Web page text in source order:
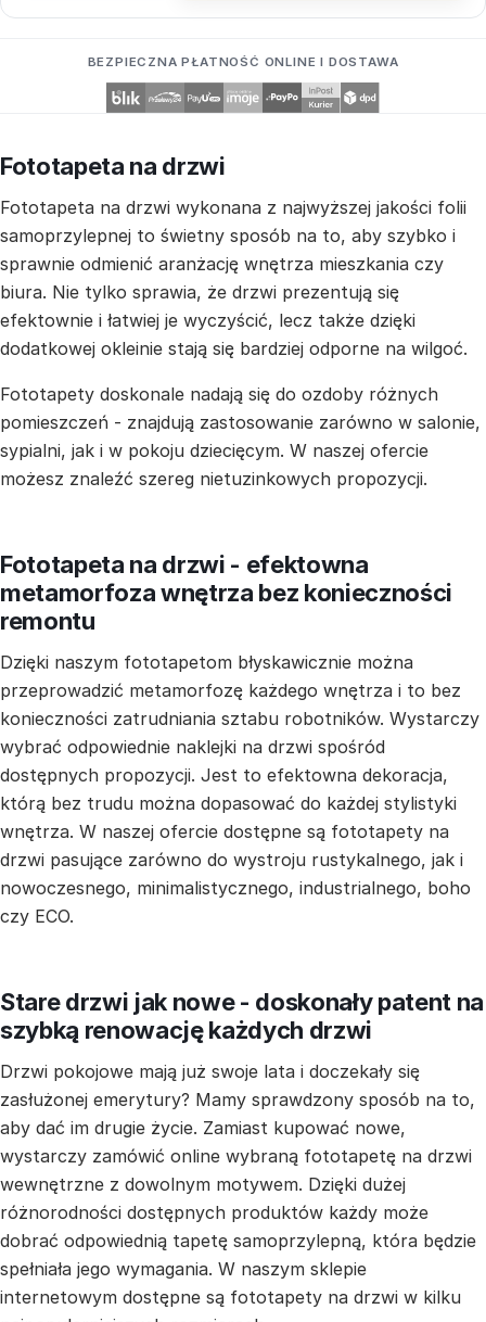
BEZPIECZNA PŁATNOŚĆ ONLINE I DOSTAWA
Fototapeta na drzwi
Fototapeta na drzwi wykonana z najwyższej jakości folii
samoprzylepnej to świetny sposób na to, aby szybko i
sprawnie odmienić aranżację wnętrza mieszkania czy
biura. Nie tylko sprawia, że drzwi prezentują się
efektownie i łatwiej je wyczyścić, lecz także dzięki
dodatkowej okleinie stają się bardziej odporne na wilgoć.
Fototapety doskonale nadają się do ozdoby różnych
pomieszczeń - znajdują zastosowanie zarówno w salonie,
sypialni, jak i w pokoju dziecięcym. W naszej ofercie
możesz znaleźć szereg nietuzinkowych propozycji.
Fototapeta na drzwi - efektowna
metamorfoza wnętrza bez konieczności
remontu
Dzięki naszym fototapetom błyskawicznie można
przeprowadzić metamorfozę każdego wnętrza i to bez
konieczności zatrudniania sztabu robotników. Wystarczy
wybrać odpowiednie naklejki na drzwi spośród
dostępnych propozycji. Jest to efektowna dekoracja,
którą bez trudu można dopasować do każdej stylistyki
wnętrza. W naszej ofercie dostępne są fototapety na
drzwi pasujące zarówno do wystroju rustykalnego, jak i
nowoczesnego, minimalistycznego, industrialnego, boho
czy ECO.
Stare drzwi jak nowe - doskonały patent na
szybką renowację każdych drzwi
Drzwi pokojowe mają już swoje lata i doczekały się
zasłużonej emerytury? Mamy sprawdzony sposób na to,
aby dać im drugie życie. Zamiast kupować nowe,
wystarczy zamówić online wybraną fototapetę na drzwi
wewnętrzne z dowolnym motywem. Dzięki dużej
różnorodności dostępnych produktów każdy może
dobrać odpowiednią tapetę samoprzylepną, która będzie
spełniała jego wymagania. W naszym sklepie
internetowym dostępne są fototapety na drzwi w kilku